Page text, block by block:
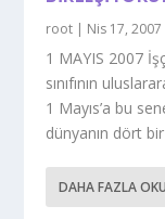
root | Nis 17, 2007
1 MAYIS 2007
sınıfının
1 Mayıs’a bu
dünyanın dört
DAHA FAZLA OKU